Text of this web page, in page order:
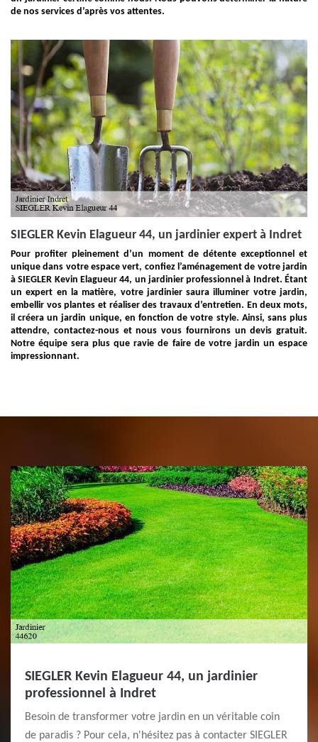
de nos services d’après vos attentes.
SIEGLER Kevin Elagueur 44, un jardinier expert à Indret
Pour profiter pleinement d’un moment de détente exceptionnel et
unique dans votre espace vert, confiez l’aménagement de votre jardin
à SIEGLER Kevin Elagueur 44, un jardinier professionnel à Indret. Étant
un expert en la matière, votre jardinier saura illuminer votre jardin,
embellir vos plantes et réaliser des travaux d’entretien. En deux mots,
il créera un jardin unique, en fonction de votre style. Ainsi, sans plus
attendre, contactez-nous et nous vous fournirons un devis gratuit.
Notre équipe sera plus que ravie de faire de votre jardin un espace
impressionnant.
SIEGLER Kevin Elagueur 44, un jardinier
professionnel à Indret
Besoin de transformer votre jardin en un véritable coin
de paradis ? Pour cela, n'hésitez pas à contacter SIEGLER